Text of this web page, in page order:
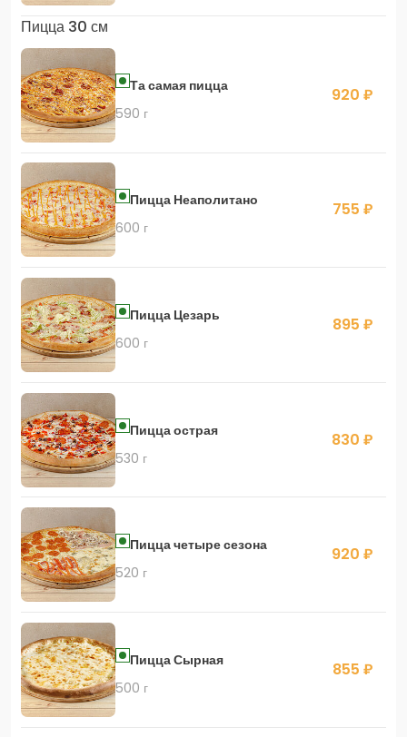
Пицца 30 см
Та самая пицца
590 г
920 ₽
Пицца Неаполитано
600 г
755 ₽
Пицца Цезарь
600 г
895 ₽
Пицца острая
530 г
830 ₽
Пицца четыре сезона
520 г
920 ₽
Пицца Сырная
500 г
855 ₽